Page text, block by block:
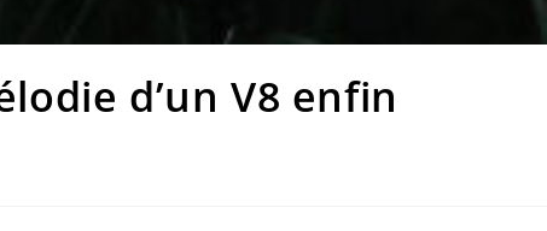
d’un V8 enfin